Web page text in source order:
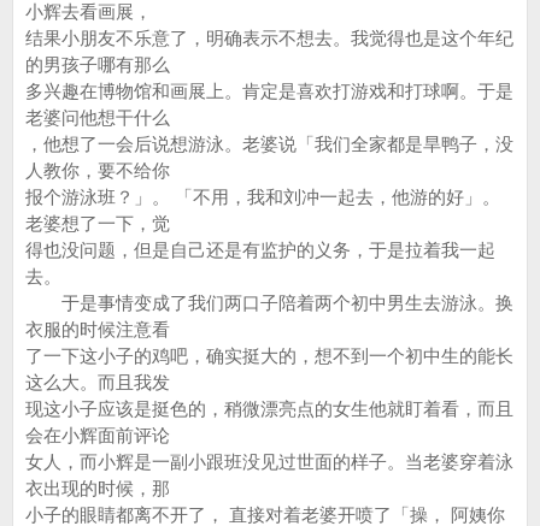
小辉去看画展，
结果小朋友不乐意了，明确表示不想去。我觉得也是这个年纪
的男孩子哪有那么
多兴趣在博物馆和画展上。肯定是喜欢打游戏和打球啊。于是
老婆问他想干什么
，他想了一会后说想游泳。老婆说「我们全家都是旱鸭子，没
人教你，要不给你
报个游泳班？」。 「不用，我和刘冲一起去，他游的好」。
老婆想了一下，觉
得也没问题，但是自己还是有监护的义务，于是拉着我一起
去。
于是事情变成了我们两口子陪着两个初中男生去游泳。换
衣服的时候注意看
了一下这小子的鸡吧，确实挺大的，想不到一个初中生的能长
这么大。而且我发
现这小子应该是挺色的，稍微漂亮点的女生他就盯着看，而且
会在小辉面前评论
女人，而小辉是一副小跟班没见过世面的样子。当老婆穿着泳
衣出现的时候，那
小子的眼睛都离不开了， 直接对着老婆开喷了「操， 阿姨你